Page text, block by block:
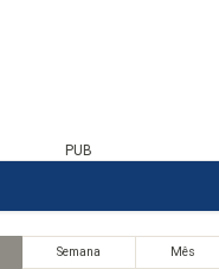
PUB
Semana Mês